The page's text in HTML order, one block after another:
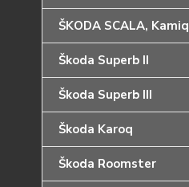
ŠKODA SCALA, Kamiq
Škoda Superb II
Škoda Superb III
Škoda Karoq
Škoda Roomster